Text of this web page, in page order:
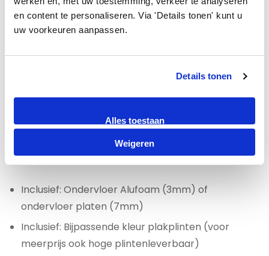
en content te personaliseren. Via 'Details tonen' kunt u
uw voorkeuren aanpassen.
Details tonen
Alles toestaan
Weigeren
Voor een houten ondergrond adviseren wij als
Voor appartementen met een betonnen
een 10DB certificaat.
Laminaat All-in prijs per m2 €29,95
Inclusief: Ondervloer Alufoam (3mm) of
ondervloer platen (7mm)
Inclusief: Bijpassende kleur plakplinten (voor
meerprijs ook hoge plintenleverbaar)